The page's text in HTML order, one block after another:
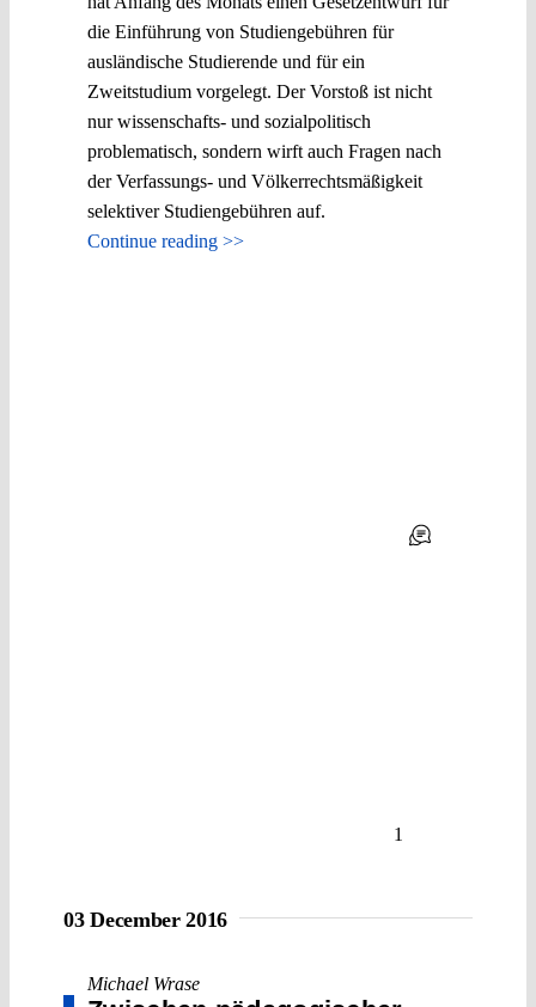
die Einführung von Studiengebühren für
ausländische Studierende und für ein
Zweitstudium vorgelegt. Der Vorstoß ist nicht
nur wissenschafts- und sozialpolitisch
problematisch, sondern wirft auch Fragen nach
der Verfassungs- und Völkerrechtsmäßigkeit
selektiver Studiengebühren auf.
Continue reading >>
1
03 December 2016
Michael Wrase